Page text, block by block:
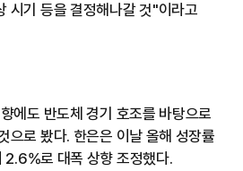
시기 등을 결정해나갈 것"이라고
에도 반도체 경기 호조를 바탕으로
으로 봤다. 한은은 이날 올해 성장률
로 대폭 상향 조정했다.